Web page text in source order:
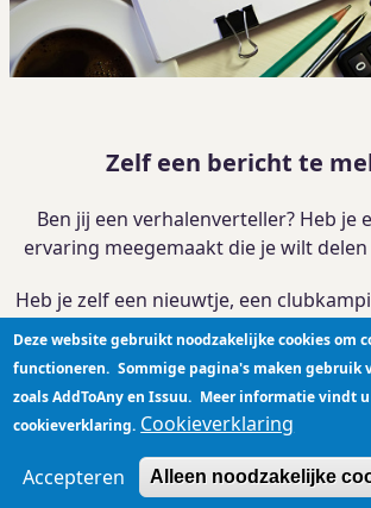
Zelf een bericht te
Ben jij een verhalenverteller? Heb je
ervaring meegemaakt die je wilt
Heb je zelf een nieuwtje, een
van je activiteit?
Je kan je verhaalhier
Privacyverklaring|Cookieverklaring
Contact
Deze website gebruikt noodzakelijke cookies om
functioneren. Sommige pagina's maken gebruik
zoals AddToAny en Issuu. Meer informatie vindt
cookieverklaring. Cookieverklaring
Accepteren Alleen noodzakelijke